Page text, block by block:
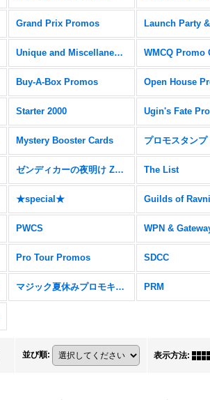
Grand Prix Promos
Unique and Miscellaneous Promos WMCQ Promo
Buy-A-Box Promos Open House
Starter 2000 Ugin's Fate
Mystery Booster Cards プロモスタンプ
ゼンディカーの夜明け Zendikar Expeditions The List
★special★
PWCS WPN &
Pro Tour Promos SDCC
マジック夏休みプロモキャンペーン PRM
並び順: 表示方法: